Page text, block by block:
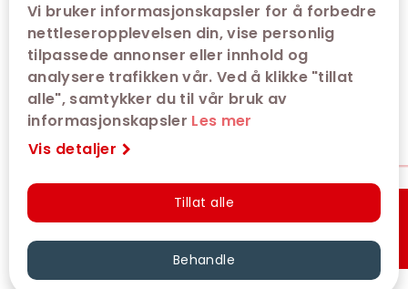
Vi bruker informasjonskapsler for å forbedre
nettleseropplevelsen din, vise personlig
tilpassede annonser eller innhold og
analysere trafikken vår. Ved å klikke "tillat
alle", samtykker du til vår bruk av
informasjonskapsler Les mer
Vis detaljer
Tillat alle
Behandle Hurtigkjøp